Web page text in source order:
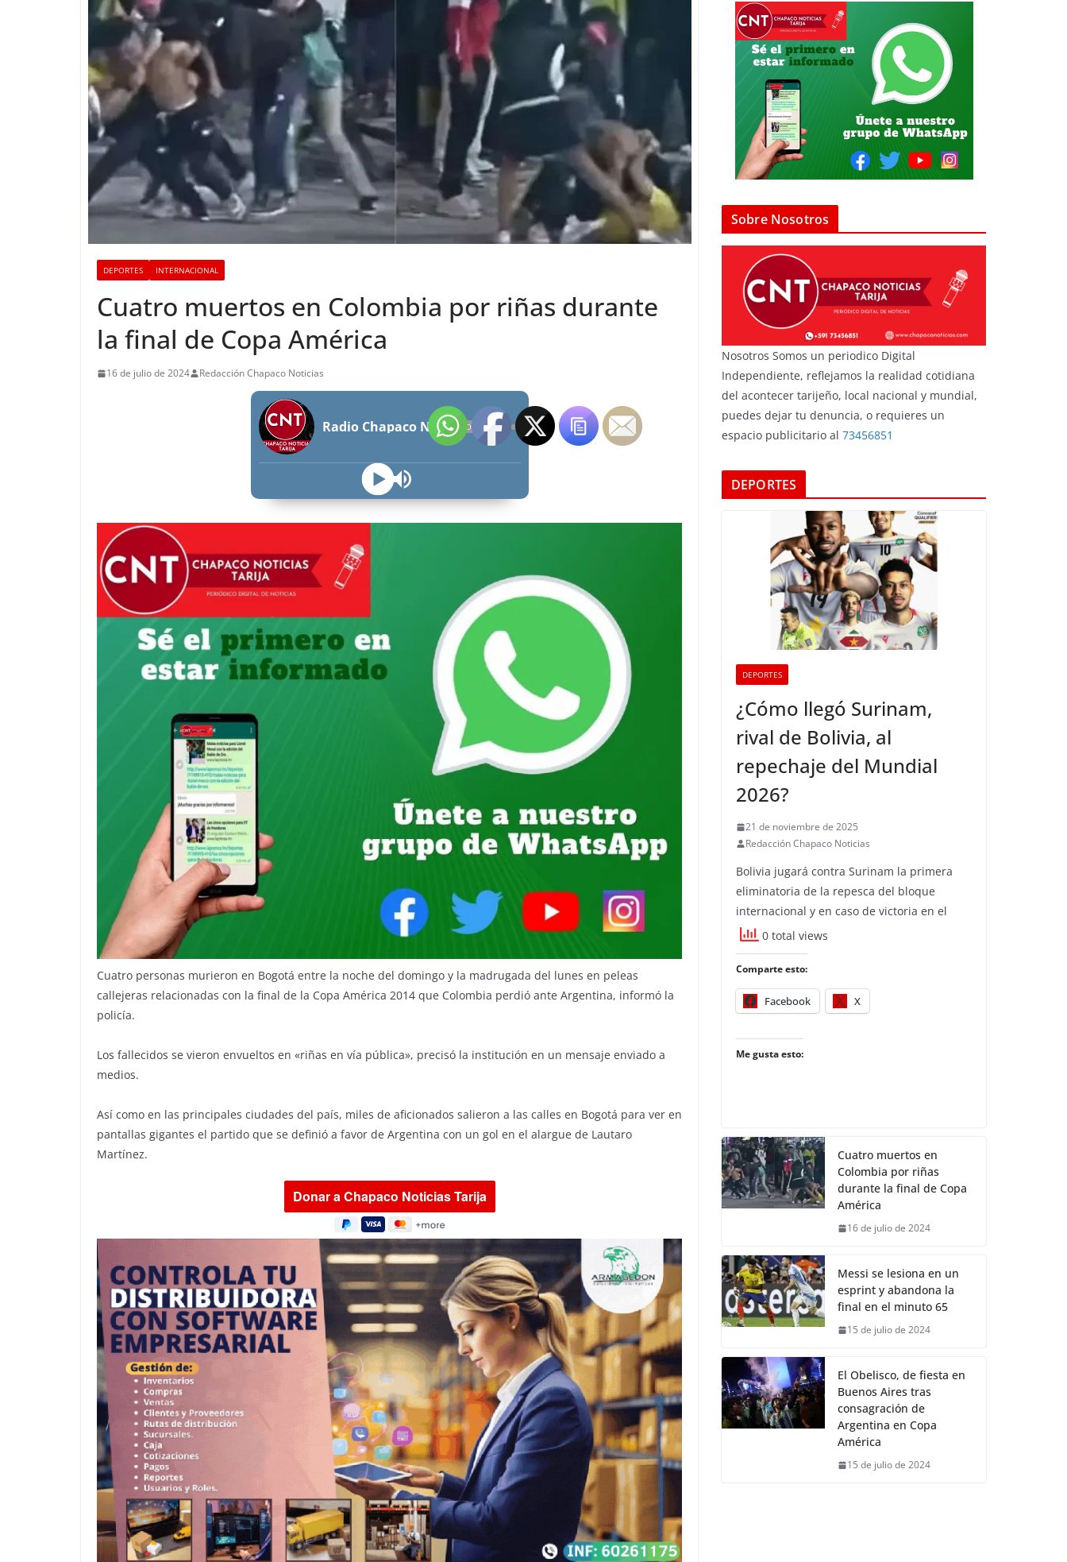
DEPORTES INTERNACIONAL
Cuatro muertos en Colombia por riñas durante
la final de Copa América
16 de julio de 2024 Redacción Chapaco Noticias
Radio Chapaco Noticias Las 24 horas en vivo OFFLINE
Cuatro personas murieron en Bogotá entre la noche del domingo y la madrugada del lunes en peleas
callejeras relacionadas con la final de la Copa América 2014 que Colombia perdió ante Argentina, informó la
policía.
Los fallecidos se vieron envueltos en «riñas en vía pública», precisó la institución en un mensaje enviado a
medios.
Así como en las principales ciudades del país, miles de aficionados salieron a las calles en Bogotá para ver en
pantallas gigantes el partido que se definió a favor de Argentina con un gol en el alargue de Lautaro
Martínez.
Sobre Nosotros
Nosotros Somos un periodico Digital
Independiente, reflejamos la realidad cotidiana
del acontecer tarijeño, local nacional y mundial,
puedes dejar tu denuncia, o requieres un
espacio publicitario al 73456851
DEPORTES
DEPORTES
¿Cómo llegó Surinam,
rival de Bolivia, al
repechaje del Mundial
2026?
21 de noviembre de 2025
Redacción Chapaco Noticias
Bolivia jugará contra Surinam la primera
eliminatoria de la repesca del bloque
internacional y en caso de victoria en el
0 total views
Comparte esto:
Facebook X
Me gusta esto:
Cuatro muertos en
Colombia por riñas
durante la final de Copa
América
16 de julio de 2024
Messi se lesiona en un
esprint y abandona la
final en el minuto 65
15 de julio de 2024
El Obelisco, de fiesta en
Buenos Aires tras
consagración de
Argentina en Copa
América
15 de julio de 2024